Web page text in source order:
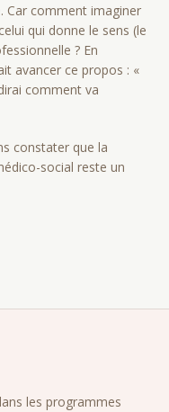
Car comment imaginer
qui donne le sens (le
? En
avancer ce propos : «
comment va
constater que la
social reste un
les programmes